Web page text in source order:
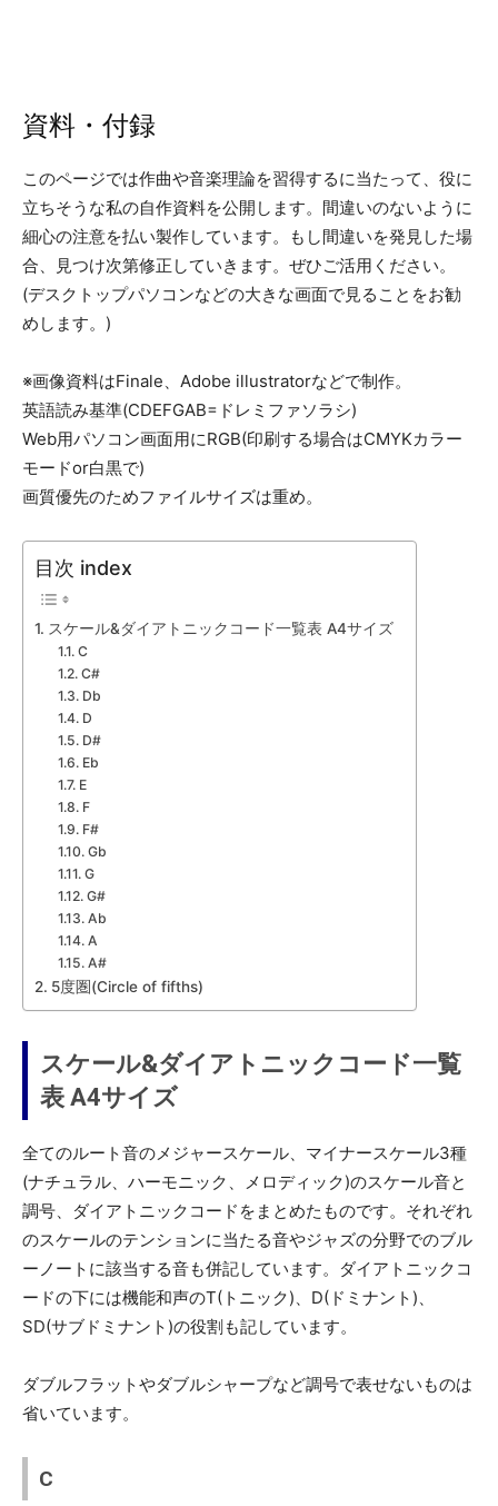
資料・付録
このページでは作曲や音楽理論を習得するに当たって、役に
立ちそうな私の自作資料を公開します。間違いのないように
細心の注意を払い製作しています。もし間違いを発見した場
合、見つけ次第修正していきます。ぜひご活用ください。
(デスクトップパソコンなどの大きな画面で見ることをお勧
めします。)
※画像資料はFinale、Adobe illustratorなどで制作。
英語読み基準(CDEFGAB=ドレミファソラシ)
Web用パソコン画面用にRGB(印刷する場合はCMYKカラー
モードor白黒で)
画質優先のためファイルサイズは重め。
目次 index
スケール&ダイアトニックコード一覧表 A4サイズ
C
C#
Db
D
D#
Eb
E
F
F#
Gb
G
G#
Ab
A
A#
5度圏(Circle of fifths)
スケール&ダイアトニックコード一覧
表 A4サイズ
全てのルート音のメジャースケール、マイナースケール3種
(ナチュラル、ハーモニック、メロディック)のスケール音と
調号、ダイアトニックコードをまとめたものです。それぞれ
のスケールのテンションに当たる音やジャズの分野でのブル
ーノートに該当する音も併記しています。ダイアトニックコ
ードの下には機能和声のT(トニック)、D(ドミナント)、
SD(サブドミナント)の役割も記しています。
ダブルフラットやダブルシャープなど調号で表せないものは
省いています。
C